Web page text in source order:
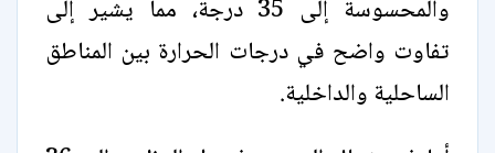
والمحسوسة إلى 35 درجة، مما يشير إلى
تفاوت واضح في درجات الحرارة بين المناطق
الساحلية والداخلية.